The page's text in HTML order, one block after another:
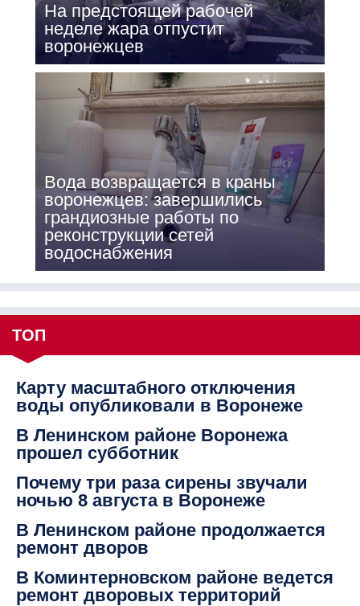
На предстоящей рабочей
неделе жара отпустит
воронежцев
Вода возвращается в краны
воронежцев: завершились
грандиозные работы по
реконструкции сетей
водоснабжения
ТОП
Карту масштабного отключения
воды опубликовали в Воронеже
В Ленинском районе Воронежа
прошел субботник
Почему три раза сирены звучали
ночью 8 августа в Воронеже
В Ленинском районе продолжается
ремонт дворов
В Коминтерновском районе ведется
ремонт дворовых территорий